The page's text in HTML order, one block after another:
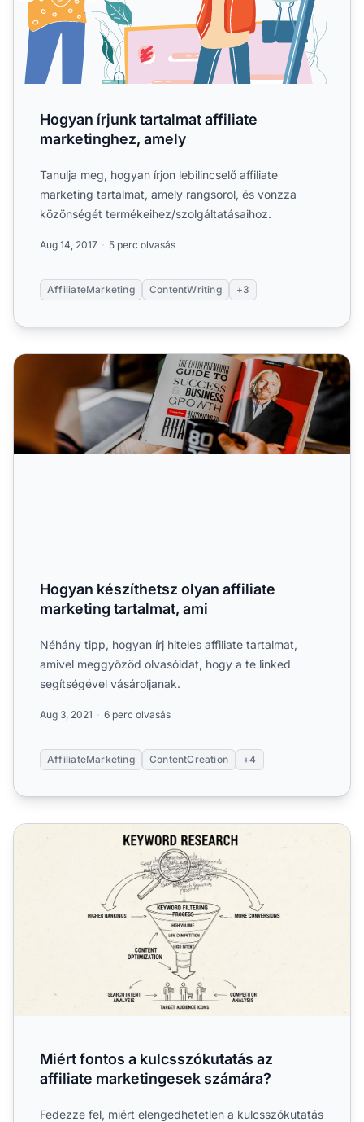
Hogyan írjunk tartalmat affiliate
marketinghez, amely
Tanulja meg, hogyan írjon lebilincselő affiliate
marketing tartalmat, amely rangsorol, és vonzza
közönségét termékeihez/szolgáltatásaihoz.
Aug 14, 2017 5 perc olvasás
AffiliateMarketing ContentWriting +3
Hogyan készíthetsz olyan affiliate marketing tartalmat,
Hogyan készíthetsz olyan affiliate
marketing tartalmat, ami
Néhány tipp, hogyan írj hiteles affiliate tartalmat,
amivel meggyőzöd olvasóidat, hogy a te linked
segítségével vásároljanak.
Aug 3, 2021 6 perc olvasás
AffiliateMarketing ContentCreation +4
Miért fontos a kulcsszókutatás az affiliate marketingesek
Miért fontos a kulcsszókutatás az
affiliate marketingesek számára?
Fedezze fel, miért elengedhetetlen a kulcsszókutatás